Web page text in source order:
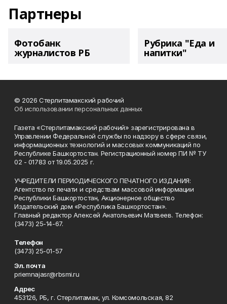
Партнеры
Фотобанк
журналистов РБ
Рубрика "Еда и
напитки"
© 2026 Стерлитамакский рабочий
Об использовании персональных данных
Газета «Стерлитамакский рабочий» зарегистрирована в
Управлении Федеральной службы по надзору в сфере связи,
информационных технологий и массовых коммуникаций по
Республике Башкортостан. Регистрационный номер ПИ № ТУ
02 - 01783 от 19.05.2025 г.
УЧРЕДИТЕЛИ ПЕРИОДИЧЕСКОГО ПЕЧАТНОГО ИЗДАНИЯ:
Агентство по печати и средствам массовой информации
Республики Башкортостан, Акционерное общество
Издательский дом «Республика Башкортостан».
Главный редактор Алексей Анатольевич Матвеев. Телефон:
(3473) 25-14-67.
Телефон
(3473) 25-01-57
Эл. почта
priemnajasr@rbsmi.ru
Адрес
453126, РБ, г. Стерлитамак, ул. Комсомольская, 82